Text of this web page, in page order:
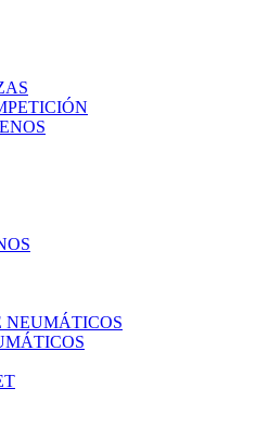
NEUMÁTICOS